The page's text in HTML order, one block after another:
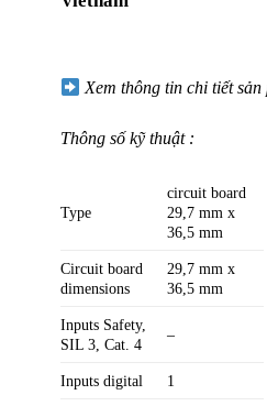
Xem thông tin chi tiết
Thông số kỹ thuật :
Type
circuit board
29,7 mm x
36,5 mm
Circuit board
dimensions
29,7 mm x
36,5 mm
Inputs Safety,
SIL 3, Cat. 4
–
Inputs digital 1